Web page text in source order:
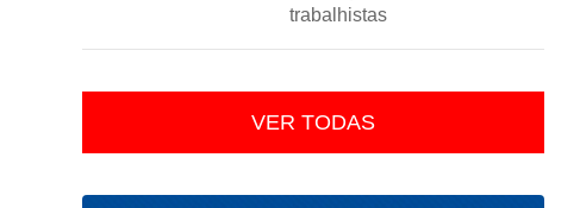
trabalhistas
VER TODAS